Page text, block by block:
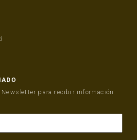
para recibir información